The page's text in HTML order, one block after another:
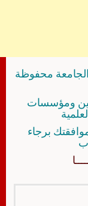
محفوظة
ومؤسسات
برجاء